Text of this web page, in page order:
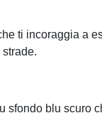
ti incoraggia a
sfondo blu scuro